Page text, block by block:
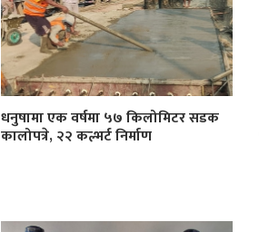
धनुषामा एक वर्षमा ५७ किलोमिटर सडक
कालोपत्रे, २२ कल्भर्ट निर्माण